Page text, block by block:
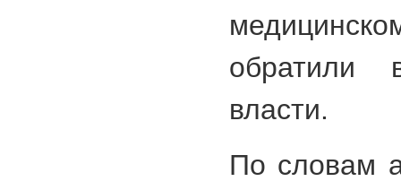
обратили
власти.
По словам